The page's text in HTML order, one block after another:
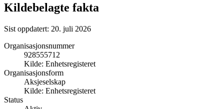
Kildebelagte fakta
Sist oppdatert: 20. juli 2026
Organisasjonsnummer
928555712
Kilde: Enhetsregisteret
Organisasjonsform
Aksjeselskap
Kilde: Enhetsregisteret
Status